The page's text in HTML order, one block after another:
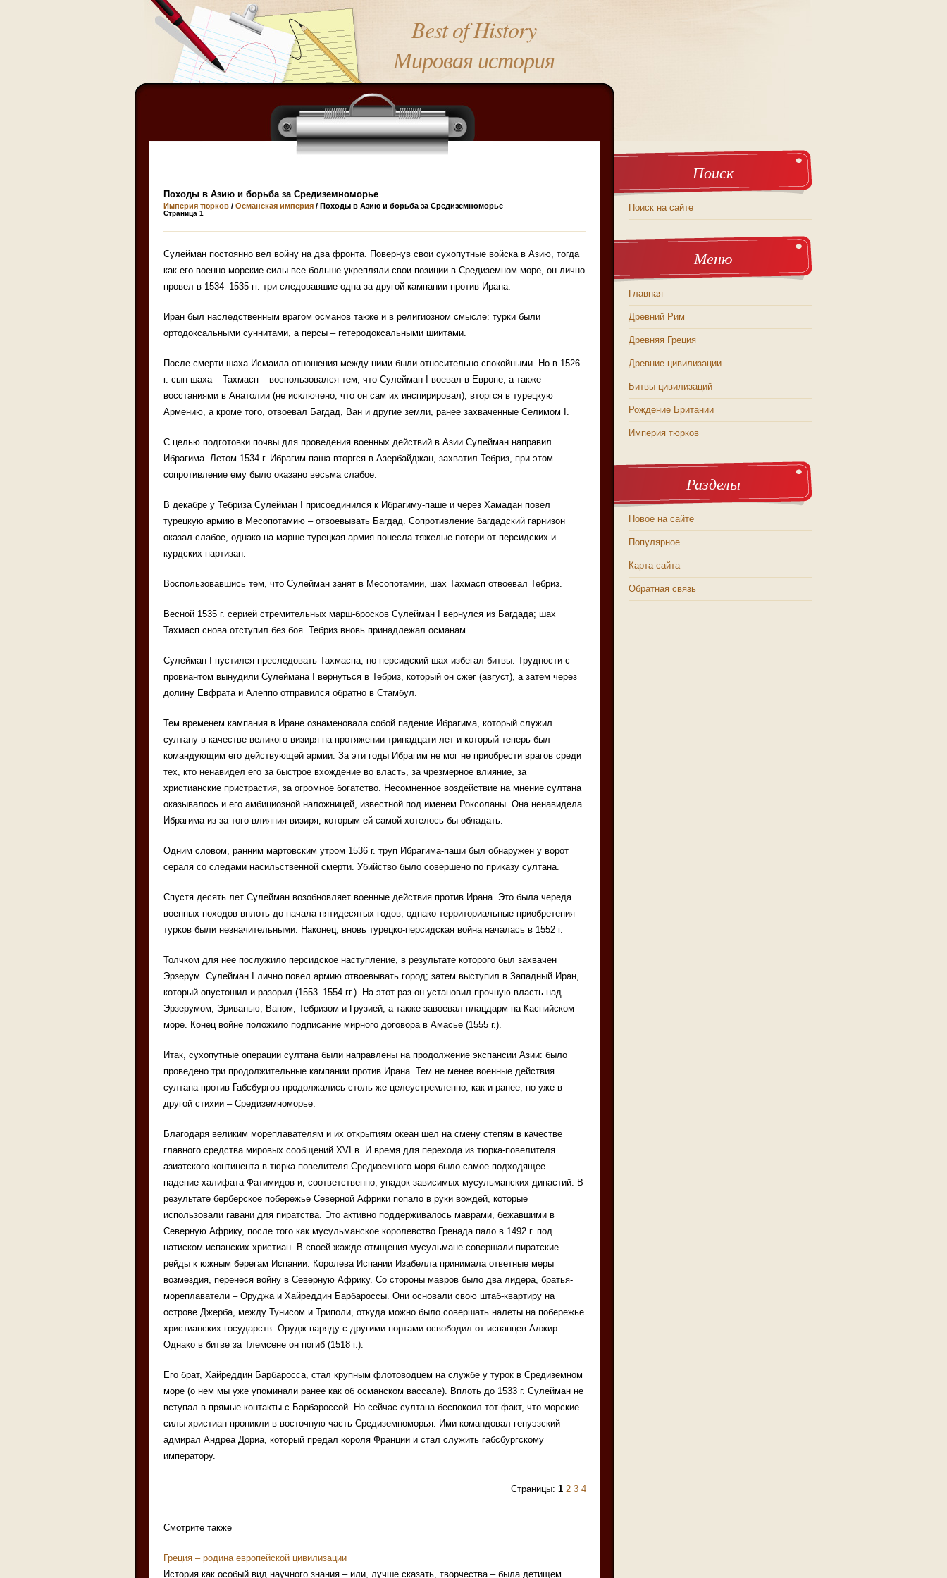
Best of History
Мировая история
Походы в Азию и борьба за Средиземноморье
Империя тюрков / Османская империя / Походы в Азию и борьба за Средиземноморье
Страница 1
Сулейман постоянно вел войну на два фронта. Повернув свои сухопутные войска в Азию, тогда
как его военно-морские силы все больше укрепляли свои позиции в Средиземном море, он лично
провел в 1534–1535 гг. три следовавшие одна за другой кампании против Ирана.
Иран был наследственным врагом османов также и в религиозном смысле: турки были
ортодоксальными суннитами, а персы – гетеродоксальными шиитами.
После смерти шаха Исмаила отношения между ними были относительно спокойными. Но в 1526
г. сын шаха – Тахмасп – воспользовался тем, что Сулейман I воевал в Европе, а также
восстаниями в Анатолии (не исключено, что он сам их инспирировал), вторгся в турецкую
Армению, а кроме того, отвоевал Багдад, Ван и другие земли, ранее захваченные Селимом I.
С целью подготовки почвы для проведения военных действий в Азии Сулейман направил
Ибрагима. Летом 1534 г. Ибрагим-паша вторгся в Азербайджан, захватил Тебриз, при этом
сопротивление ему было оказано весьма слабое.
В декабре у Тебриза Сулейман I присоединился к Ибрагиму-паше и через Хамадан повел
турецкую армию в Месопотамию – отвоевывать Багдад. Сопротивление багдадский гарнизон
оказал слабое, однако на марше турецкая армия понесла тяжелые потери от персидских и
курдских партизан.
Воспользовавшись тем, что Сулейман занят в Месопотамии, шах Тахмасп отвоевал Тебриз.
Весной 1535 г. серией стремительных марш-бросков Сулейман I вернулся из Багдада; шах
Тахмасп снова отступил без боя. Тебриз вновь принадлежал османам.
Сулейман I пустился преследовать Тахмаспа, но персидский шах избегал битвы. Трудности с
провиантом вынудили Сулеймана I вернуться в Тебриз, который он сжег (август), а затем через
долину Евфрата и Алеппо отправился обратно в Стамбул.
Тем временем кампания в Иране ознаменовала собой падение Ибрагима, который служил
султану в качестве великого визиря на протяжении тринадцати лет и который теперь был
командующим его действующей армии. За эти годы Ибрагим не мог не приобрести врагов среди
тех, кто ненавидел его за быстрое вхождение во власть, за чрезмерное влияние, за
христианские пристрастия, за огромное богатство. Несомненное воздействие на мнение султана
оказывалось и его амбициозной наложницей, известной под именем Роксоланы. Она ненавидела
Ибрагима из-за того влияния визиря, которым ей самой хотелось бы обладать.
Одним словом, ранним мартовским утром 1536 г. труп Ибрагима-паши был обнаружен у ворот
сераля со следами насильственной смерти. Убийство было совершено по приказу султана.
Спустя десять лет Сулейман возобновляет военные действия против Ирана. Это была череда
военных походов вплоть до начала пятидесятых годов, однако территориальные приобретения
турков были незначительными. Наконец, вновь турецко-персидская война началась в 1552 г.
Толчком для нее послужило персидское наступление, в результате которого был захвачен
Эрзерум. Сулейман I лично повел армию отвоевывать город; затем выступил в Западный Иран,
который опустошил и разорил (1553–1554 гг.). На этот раз он установил прочную власть над
Эрзерумом, Эриванью, Ваном, Тебризом и Грузией, а также завоевал плацдарм на Каспийском
море. Конец войне положило подписание мирного договора в Амасье (1555 г.).
Итак, сухопутные операции султана были направлены на продолжение экспансии Азии: было
проведено три продолжительные кампании против Ирана. Тем не менее военные действия
султана против Габсбургов продолжались столь же целеустремленно, как и ранее, но уже в
другой стихии – Средиземноморье.
Благодаря великим мореплавателям и их открытиям океан шел на смену степям в качестве
главного средства мировых сообщений XVI в. И время для перехода из тюрка-повелителя
азиатского континента в тюрка-повелителя Средиземного моря было самое подходящее –
падение халифата Фатимидов и, соответственно, упадок зависимых мусульманских династий. В
результате берберское побережье Северной Африки попало в руки вождей, которые
использовали гавани для пиратства. Это активно поддерживалось маврами, бежавшими в
Северную Африку, после того как мусульманское королевство Гренада пало в 1492 г. под
натиском испанских христиан. В своей жажде отмщения мусульмане совершали пиратские
рейды к южным берегам Испании. Королева Испании Изабелла принимала ответные меры
возмездия, перенеся войну в Северную Африку. Со стороны мавров было два лидера, братья-
мореплаватели – Оруджа и Хайреддин Барбароссы. Они основали свою штаб-квартиру на
острове Джерба, между Тунисом и Триполи, откуда можно было совершать налеты на побережье
христианских государств. Орудж наряду с другими портами освободил от испанцев Алжир.
Однако в битве за Тлемсене он погиб (1518 г.).
Его брат, Хайреддин Барбаросса, стал крупным флотоводцем на службе у турок в Средиземном
море (о нем мы уже упоминали ранее как об османском вассале). Вплоть до 1533 г. Сулейман не
вступал в прямые контакты с Барбароссой. Но сейчас султана беспокоил тот факт, что морские
силы христиан проникли в восточную часть Средиземноморья. Ими командовал генуэзский
адмирал Андреа Дориа, который предал короля Франции и стал служить габсбургскому
императору.
Страницы: 1 2 3 4
Смотрите также
Греция – родина европейской цивилизации
История как особый вид научного знания – или, лучше сказать, творчества – была детищем
Поиск
Поиск на сайте
Меню
Главная
Древний Рим
Древняя Греция
Древние цивилизации
Битвы цивилизаций
Рождение Британии
Империя тюрков
Разделы
Новое на сайте
Популярное
Карта сайта
Обратная связь